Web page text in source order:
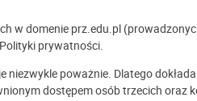
w domenie prz.edu.pl
prywatności.
poważnie. Dlatego
dostępem osób trzecich oraz